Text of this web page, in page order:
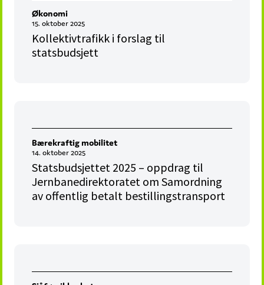
Økonomi
15. oktober 2025
Kollektivtrafikk i forslag til
statsbudsjett
Bærekraftig mobilitet
14. oktober 2025
Statsbudsjettet 2025 – oppdrag til
Jernbanedirektoratet om Samordning
av offentlig betalt bestillingstransport